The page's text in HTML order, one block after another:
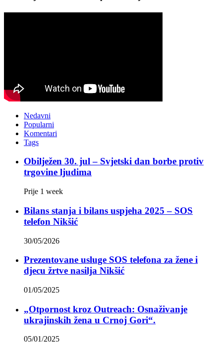
Nedavni
Popularni
Komentari
Tags
Obilježen 30. jul – Svjetski dan borbe protiv
trgovine ljudima
Prije 1 week
Bilans stanja i bilans uspjeha 2025 – SOS
telefon Nikšić
30/05/2026
Prezentovane usluge SOS telefona za žene i
djecu žrtve nasilja Nikšić
01/05/2025
„Otpornost kroz Outreach: Osnaživanje
ukrajinskih žena u Crnoj Gori“.
05/01/2025